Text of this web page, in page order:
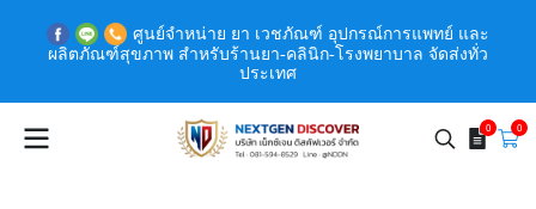
ศูนย์จำหน่าย ยา เวชภัณฑ์ อุปกรณ์การแพทย์ และ
ผลิตภัณฑ์สุขภาพ สำหรับร้านยา-คลินิก-โรงพยาบาล จัดส่งทั่ว
ประเทศ
0 0